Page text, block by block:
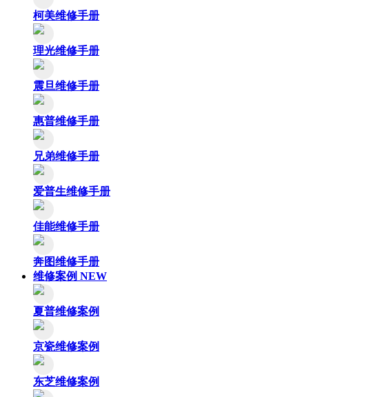
柯美维修手册
理光维修手册
震旦维修手册
惠普维修手册
兄弟维修手册
爱普生维修手册
佳能维修手册
奔图维修手册
维修案例 NEW
夏普维修案例
京瓷维修案例
东芝维修案例